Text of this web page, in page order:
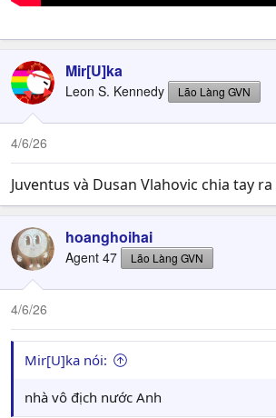
Mir[U]ka
Leon S. Kennedy Lão Làng GVN
4/6/26
Juventus và Dusan Vlahovic chia tay
hoanghoihai
Agent 47 Lão Làng GVN
4/6/26
Mir[U]ka nói:
nhà vô địch nước Anh